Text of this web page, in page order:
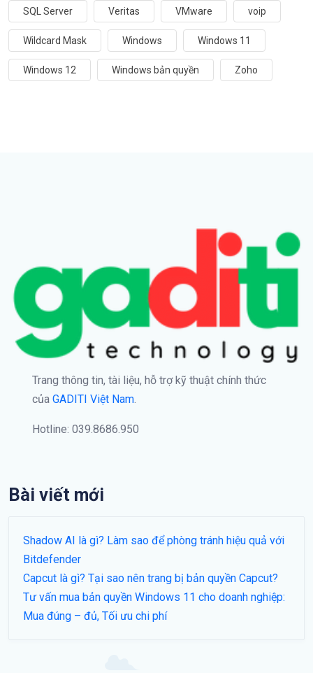
SQL Server Veritas VMware voip
Wildcard Mask Windows Windows 11
Windows 12 Windows bản quyền Zoho
Trang thông tin, tài liệu, hỗ trợ kỹ thuật chính thức
của GADITI Việt Nam.
Hotline: 039.8686.950
Bài viết mới
Shadow AI là gì? Làm sao để phòng tránh hiệu quả với
Bitdefender
Capcut là gì? Tại sao nên trang bị bản quyền Capcut?
Tư vấn mua bản quyền Windows 11 cho doanh nghiệp:
Mua đúng – đủ, Tối ưu chi phí